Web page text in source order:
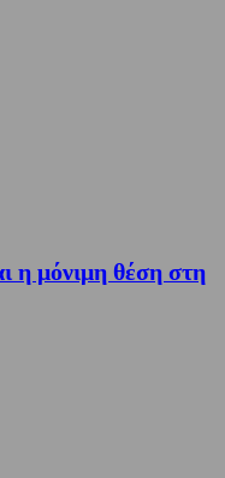
η μόνιμη θέση στη